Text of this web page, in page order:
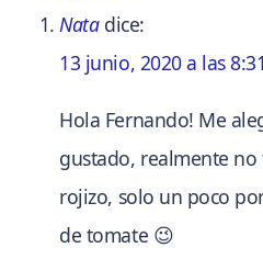
Nata dice:
13 junio, 2020 a las
Hola Fernando! Me
gustado, realmente
rojizo, solo un poco
de tomate 😉